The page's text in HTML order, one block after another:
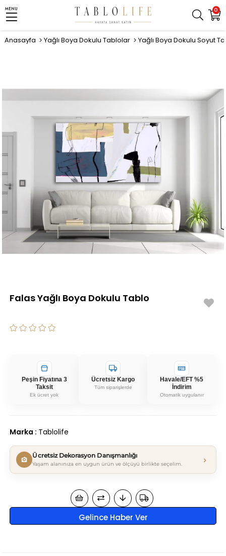
0
MENU
Anasayfa Yağlı Boya Dokulu Tablolar Yağlı Boya Dokulu Soyut
Falas Yağlı Boya Dokulu Tablo
Peşin Fiyatına 3
Taksit
Ek ücret yok
Ücretsiz Kargo
Tüm siparişlerde
Havale/EFT %5
İndirim
Otomatik uygulanır
Marka : Tablolife
Ücretsiz Dekorasyon Danışmanlığı
Yaşam alanınıza en uygun ürün ve ölçüyü birlikte seçelim. ›
Gelince Haber Ver